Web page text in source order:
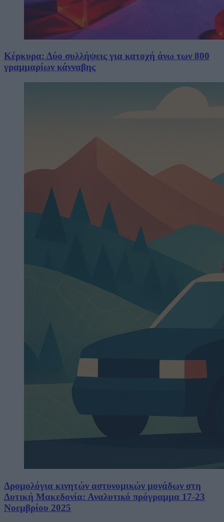
Κέρκυρα: Δύο συλλήψεις για κατοχή άνω των 800
γραμμαρίων κάνναβης
Δρομολόγια κινητών αστυνομικών μονάδων στη
Δυτική Μακεδονία: Αναλυτικό πρόγραμμα 17-23
Νοεμβρίου 2025